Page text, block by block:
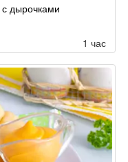
дырочками
1 час